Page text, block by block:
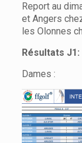
Report au
et Angers
les Olonnes
Résultats J1:
Dames :